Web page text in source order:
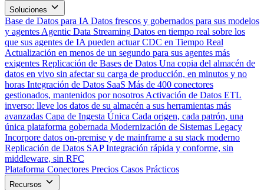
Soluciones
Base de Datos para IA Datos frescos y gobernados para sus modelos
y agentes Agentic Data Streaming Datos en tiempo real sobre los
que sus agentes de IA pueden actuar CDC en Tiempo Real
Actualización en menos de un segundo para sus agentes más
exigentes Replicación de Bases de Datos Una copia del almacén de
datos en vivo sin afectar su carga de producción, en minutos y no
horas Integración de Datos SaaS Más de 400 conectores
gestionados, mantenidos por nosotros Activación de Datos ETL
inverso: lleve los datos de su almacén a sus herramientas más
avanzadas Capa de Ingesta Única Cada origen, cada patrón, una
única plataforma gobernada Modernización de Sistemas Legacy
Incorpore datos on-premise y de mainframe a su stack moderno
Replicación de Datos SAP Integración rápida y conforme, sin
middleware, sin RFC
Plataforma Conectores Precios Casos Prácticos
Recursos